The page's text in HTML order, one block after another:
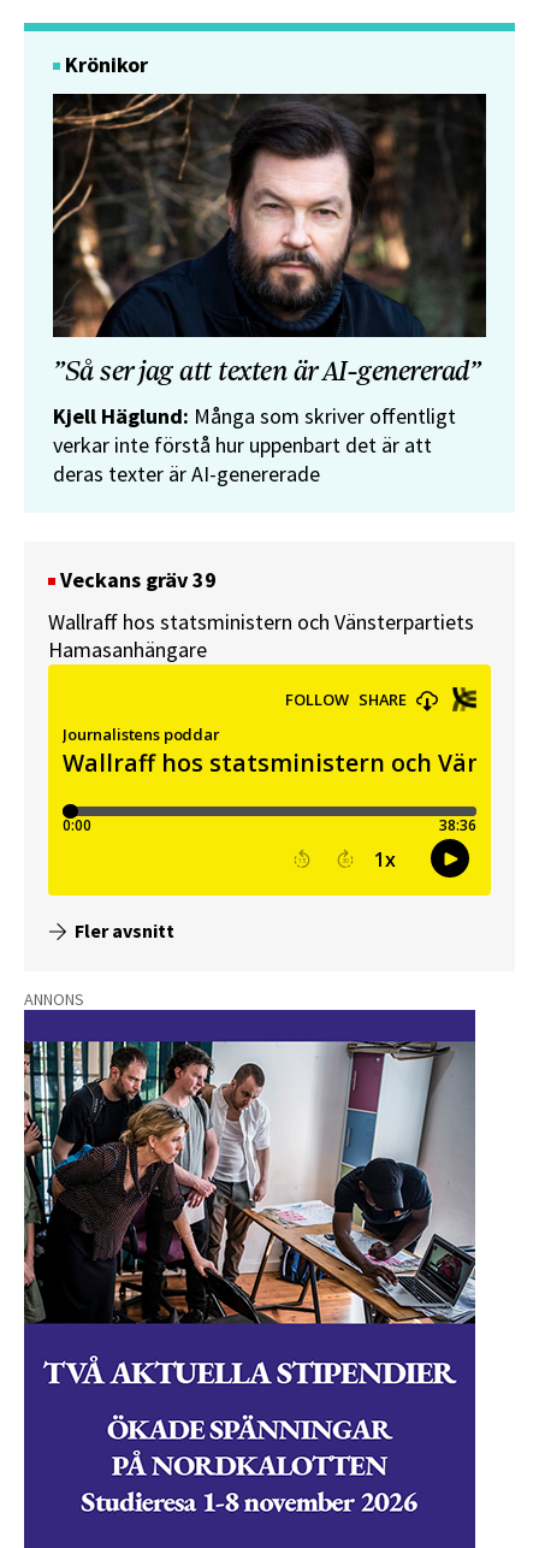
Krönikor
”Så ser jag att texten är AI-genererad”
Kjell Häglund: Många som skriver offentligt
verkar inte förstå hur uppenbart det är att
deras texter är AI-genererade
Veckans gräv 39
Wallraff hos statsministern och Vänsterpartiets
Hamasanhängare
Fler avsnitt
ANNONS